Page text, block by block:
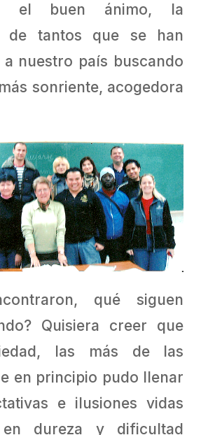
el buen ánimo, la
de tantos que se han
a nuestro país buscando
sonriente, acogedora
qué siguen
Quisiera creer que
las más de las
en principio pudo llenar
e ilusiones vidas
en dureza y dificultad